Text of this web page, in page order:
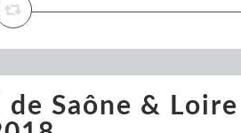
Saône & Loire